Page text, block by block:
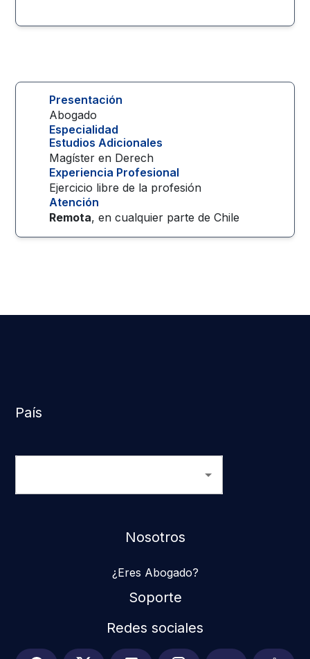
Presentación
Abogado
Especialidad
Estudios Adicionales
Magíster en Derech
Experiencia Profesional
Ejercicio libre de la profesión
Atención
Remota, en cualquier parte deChile
País
Nosotros
¿Eres Abogado?
Soporte
Redes sociales